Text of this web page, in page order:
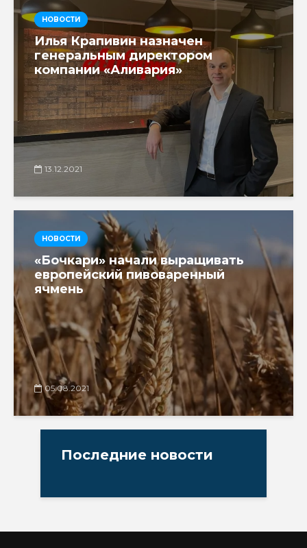
НОВОСТИ
Илья Крапивин назначен
генеральным директором
компании «Аливария»
13.12.2021
НОВОСТИ
«Бочкари» начали выращивать
европейский пивоваренный
ячмень
05.08.2021
Последние новости